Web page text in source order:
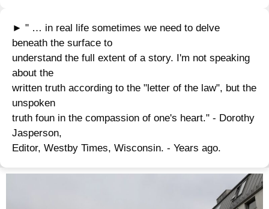
► " … in real life sometimes we need to delve
beneath the surface to
understand the full extent of a story. I'm not speaking
about the
written truth according to the "letter of the law", but the
unspoken
truth foun in the compassion of one's heart." - Dorothy
Jasperson,
Editor, Westby Times, Wisconsin. - Years ago.